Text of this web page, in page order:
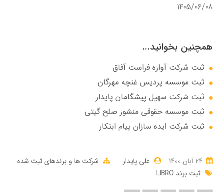
1405/06/08
همچنین بخوانید...
ثبت شرکت آوازه فراست آفاق
ثبت موسسه پردیس غنچه مهرگان
ثبت شرکت سهيل پيشگامان پايدار
ثبت موسسه حقوقی منشور صلح گیتی
ثبت شرکت ایده سازان پیام ابتکار
علی پایدار
شرکت ها و برندهای ثبت شده
ثبت برند LIBRO